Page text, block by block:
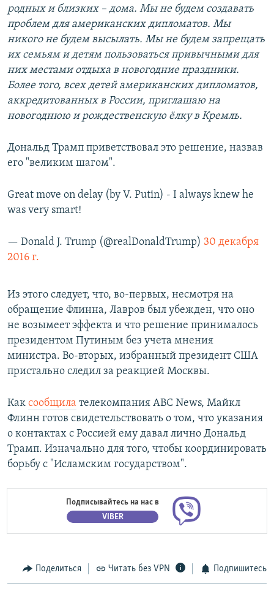
родных и близких – дома. Мы не будем создавать
проблем для американских дипломатов. Мы
никого не будем высылать. Мы не будем запрещать
их семьям и детям пользоваться привычными для
них местами отдыха в новогодние праздники.
Более того, всех детей американских дипломатов,
аккредитованных в России, приглашаю на
новогоднюю и рождественскую ёлку в Кремль.
Дональд Трамп приветствовал это решение, назвав
его "великим шагом".
Great move on delay (by V. Putin) - I always knew he
was very smart!
— Donald J. Trump (@realDonaldTrump) 30 декабря
2016 г.
Из этого следует, что, во-первых, несмотря на
обращение Флинна, Лавров был убежден, что оно
не возымеет эффекта и что решение принималось
президентом Путиным без учета мнения
министра. Во-вторых, избранный президент США
пристально следил за реакцией Москвы.
Как сообщила телекомпания ABC News, Майкл
Флинн готов свидетельствовать о том, что указания
о контактах с Россией ему давал лично Дональд
Трамп. Изначально для того, чтобы координировать
борьбу с "Исламским государством".
Подписывайтесь на нас в
VIBER
Поделиться Читать без VPN Подпишитесь